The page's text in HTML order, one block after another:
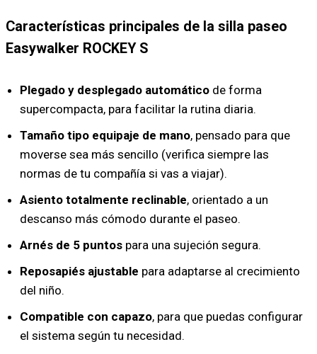
Características principales de la silla paseo
Easywalker ROCKEY S
Plegado y desplegado automático de forma
supercompacta, para facilitar la rutina diaria.
Tamaño tipo equipaje de mano, pensado para que
moverse sea más sencillo (verifica siempre las
normas de tu compañía si vas a viajar).
Asiento totalmente reclinable, orientado a un
descanso más cómodo durante el paseo.
Arnés de 5 puntos para una sujeción segura.
Reposapiés ajustable para adaptarse al crecimiento
del niño.
Compatible con capazo, para que puedas configurar
el sistema según tu necesidad.